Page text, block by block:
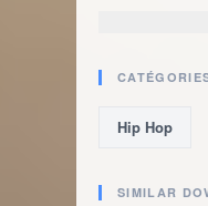
Hip Hop
SIMILAR